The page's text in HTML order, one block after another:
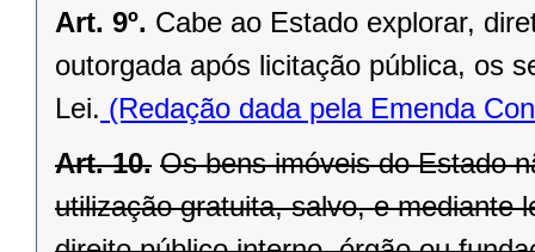
Art. 9º. Cabe ao Estado explorar,
outorgada após licitação pública, os
Lei. (Redação dada pela Emenda
Art. 10. Os bens imóveis do Estado
utilização gratuita, salvo, e mediante